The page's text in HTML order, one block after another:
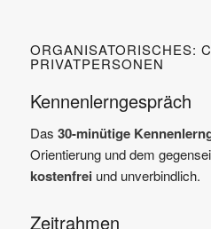
ORGANISATORISCHES:
PRIVATPERSONEN
Kennenlerngespräch
Das 30-minütige
Orientierung und dem
kostenfrei und unverbindlich.
Zeitrahmen